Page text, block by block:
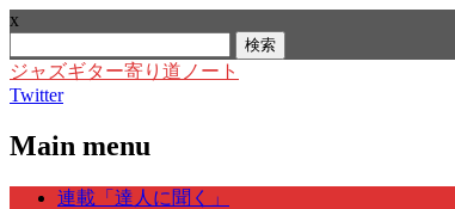
x
索:
ジャズギター寄り道ノート
Twitter
Main menu
Skip
連載「達人に聞く」